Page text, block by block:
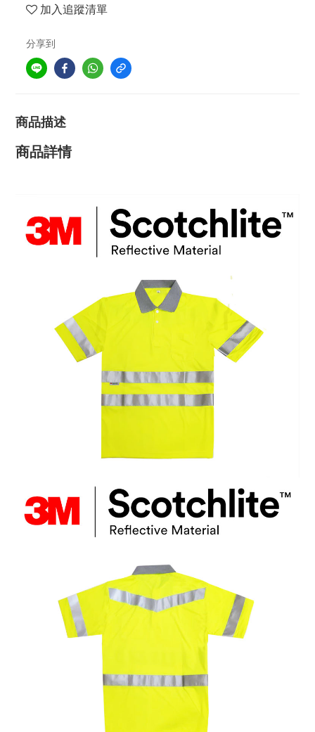
加入追蹤清單
分享到
商品描述
商品詳情